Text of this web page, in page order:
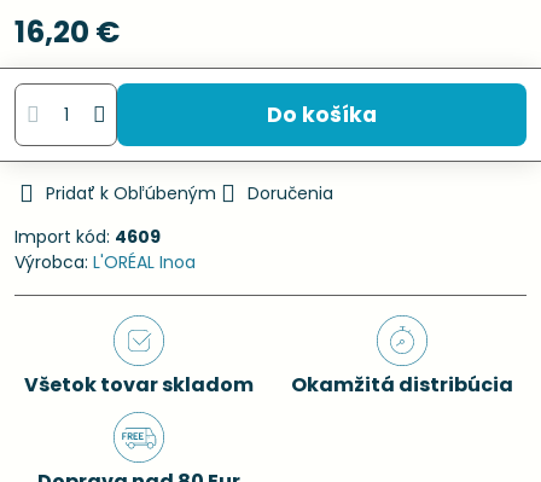
16,20 €
Do košíka
Pridať k Obľúbeným
Doručenia
Import kód: 4609
Výrobca: L'ORÉAL Inoa
Všetok tovar skladom Okamžitá distribúcia